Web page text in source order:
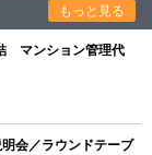
もっと見る
マンション管理代
会／ラウンドテーブ